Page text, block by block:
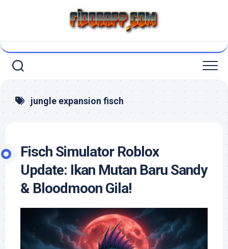
jungle expansion fisch
Fisch Simulator Roblox
Update: Ikan Mutan Baru Sandy
& Bloodmoon Gila!